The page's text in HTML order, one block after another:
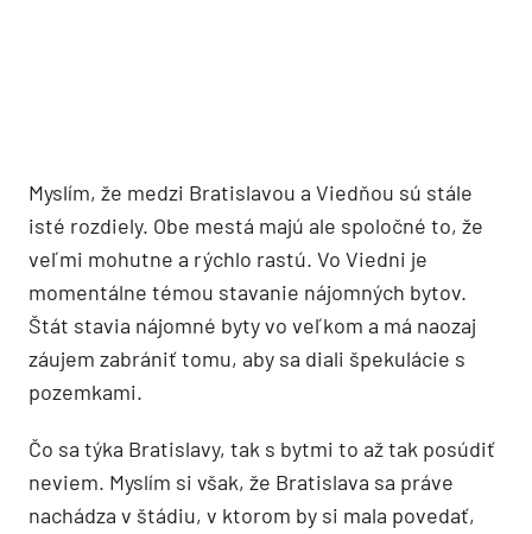
Myslím, že medzi Bratislavou a Viedňou sú stále
isté rozdiely. Obe mestá majú ale spoločné to, že
veľmi mohutne a rýchlo rastú. Vo Viedni je
momentálne témou stavanie nájomných bytov.
Štát stavia nájomné byty vo veľkom a má naozaj
záujem zabrániť tomu, aby sa diali špekulácie s
pozemkami.
Čo sa týka Bratislavy, tak s bytmi to až tak posúdiť
neviem. Myslím si však, že Bratislava sa práve
nachádza v štádiu, v ktorom by si mala povedať,